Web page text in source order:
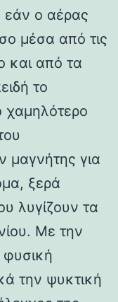
εάν ο αέρας
μέσα από τις
και από τα
το
χαμηλότερο
μαγνήτης για
ξερά
λυγίζουν τα
Με την
την ψυκτική